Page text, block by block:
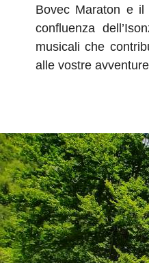
Bovec Maraton e il
confluenza
musicali che
alle vostre